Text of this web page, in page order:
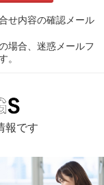
せ内容の確認メール
場合、迷惑メールフ
。
報です